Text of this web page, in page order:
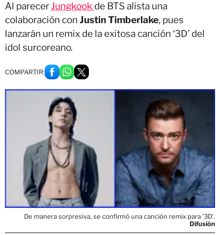
Al parecerJungkook de BTS alista una
colaboración con Justin Timberlake, pues
lanzarán un remix de la exitosa canción ‘3D’ del
idol surcoreano.
COMPARTIR:
De manera sorpresiva, se confirmó una canción remix para '3D'.
Difusión